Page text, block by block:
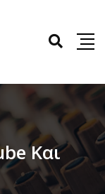
Και